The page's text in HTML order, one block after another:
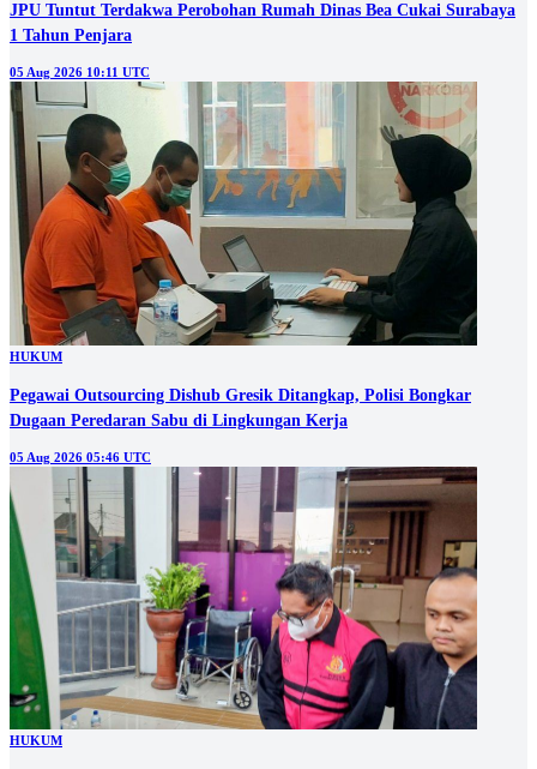
JPU Tuntut Terdakwa Perobohan Rumah Dinas Bea Cukai Surabaya
1 Tahun Penjara
05 Aug 2026 10:11 UTC
HUKUM
Pegawai Outsourcing Dishub Gresik Ditangkap, Polisi Bongkar
Dugaan Peredaran Sabu di Lingkungan Kerja
05 Aug 2026 05:46 UTC
HUKUM